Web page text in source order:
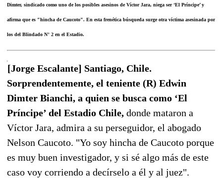
Dimter, sindicado como uno de los posibles asesinos de Víctor Jara, niega ser ‘El Príncipe’ y
afirma que es "hincha de Caucoto". En esta frenética búsqueda surge otra víctima asesinada por
los del Blindado N° 2 en el Estadio.
[Jorge Escalante] Santiago, Chile.
Sorprendentemente, el teniente (R) Edwin
Dimter Bianchi, a quien se busca como ‘El
Príncipe’ del Estadio Chile, donde mataron a
Víctor Jara, admira a su perseguidor, el abogado
Nelson Caucoto. "Yo soy hincha de Caucoto porque
es muy buen investigador, y si sé algo más de este
caso voy corriendo a decírselo a él y al juez".